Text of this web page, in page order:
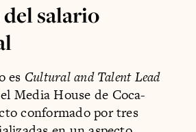
salario
es Cultural and Talent Lead
Media House de Coca-
conformado por tres